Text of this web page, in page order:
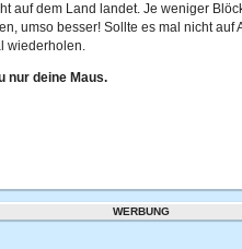
auf dem Land landet. Je weniger
umso besser! Sollte es mal nicht auf
wiederholen.
nur deine Maus.
WERBUNG